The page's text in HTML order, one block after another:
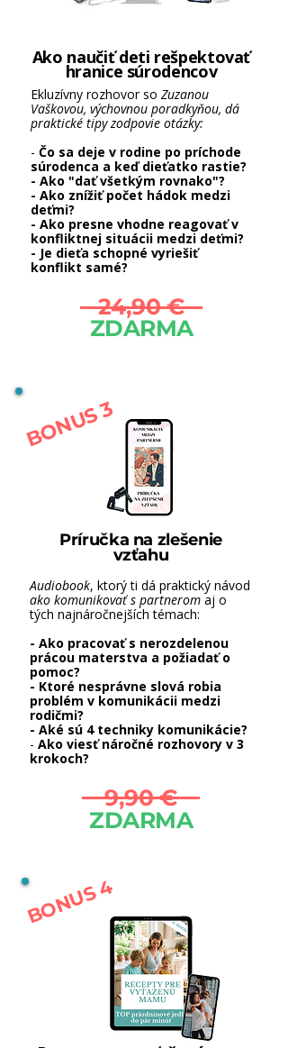
Ako naučiť deti rešpektovať
hranice súrodencov
Ekluzívny rozhovor so Zuzanou
Vaškovou, výchovnou poradkyňou, dá
praktické tipy zodpovie otázky:
- Čo sa deje v rodine po príchode
súrodenca a keď dieťatko rastie?
- Ako "dať všetkým rovnako"?
- Ako znížiť počet hádok medzi
deťmi?
- Ako presne vhodne reagovať v
konfliktnej situácii medzi deťmi?
- Je dieťa schopné vyriešiť
konflikt samé?
24,90 €
ZDARMA
BONUS 3
Príručka na zlešenie
vzťahu
Audiobook, ktorý ti dá praktický návod
ako komunikovať s partnerom aj o
tých najnáročnejších témach:
- Ako pracovať s nerozdelenou
prácou materstva a požiadať o
pomoc?
- Ktoré nesprávne slová robia
problém v komunikácii medzi
rodičmi?
- Aké sú 4 techniky komunikácie?
- Ako viesť náročné rozhovory v 3
krokoch?
9,90 €
ZDARMA
BONUS 4